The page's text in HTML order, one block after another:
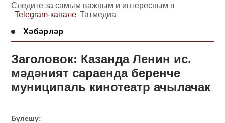
Следите за самым важным и интересным в
Telegram-канале Татмедиа
Хәбәрләр
Заголовок: Казанда Ленин ис.
мәдәният сараенда беренче
муниципаль кинотеатр ачылачак
Бүлешү: